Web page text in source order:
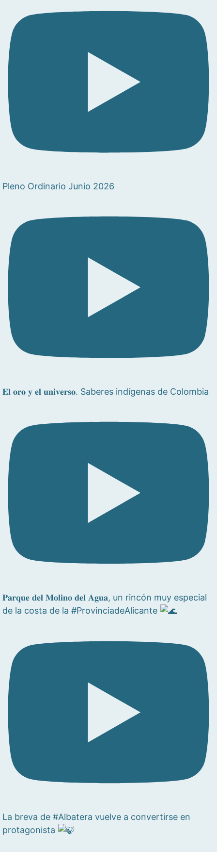
Pleno Ordinario Junio 2026
𝐄𝐥 𝐨𝐫𝐨 𝐲 𝐞𝐥 𝐮𝐧𝐢𝐯𝐞𝐫𝐬𝐨. Saberes indígenas de Colombia
𝐏𝐚𝐫𝐪𝐮𝐞 𝐝𝐞𝐥 𝐌𝐨𝐥𝐢𝐧𝐨 𝐝𝐞𝐥 𝐀𝐠𝐮𝐚, un rincón muy especial
de la costa de la #ProvinciadeAlicante
La breva de #Albatera vuelve a convertirse en
protagonista